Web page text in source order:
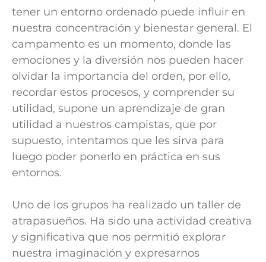
tener un entorno ordenado puede influir en
nuestra concentración y bienestar general. El
campamento es un momento, donde las
emociones y la diversión nos pueden hacer
olvidar la importancia del orden, por ello,
recordar estos procesos, y comprender su
utilidad, supone un aprendizaje de gran
utilidad a nuestros campistas, que por
supuesto, intentamos que les sirva para
luego poder ponerlo en práctica en sus
entornos.
Uno de los grupos ha realizado un taller de
atrapasueños. Ha sido una actividad creativa
y significativa que nos permitió explorar
nuestra imaginación y expresarnos